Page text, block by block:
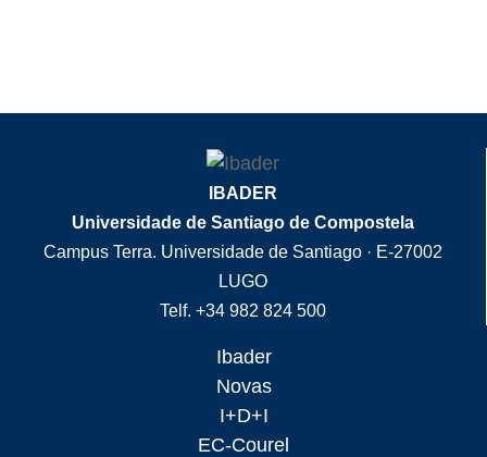
IBADER
Universidade de Santiago de Compostela
Campus Terra. Universidade de Santiago · E-27002
LUGO
Telf. +34 982 824 500
Ibader
Novas
I+D+I
EC-Courel